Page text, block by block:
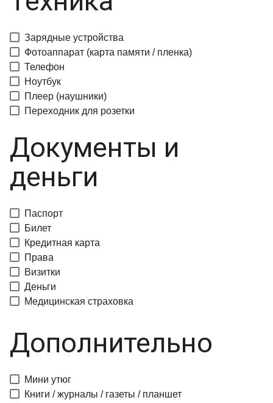
Зарядные устройства
Фотоаппарат (карта памяти / пленка)
Телефон
Ноутбук
Плеер (наушники)
Переходник для розетки
Документы и
деньги
Паспорт
Билет
Кредитная карта
Права
Визитки
Деньги
Медицинская страховка
Дополнительно
Мини утюг
Книги / журналы / газеты / планшет